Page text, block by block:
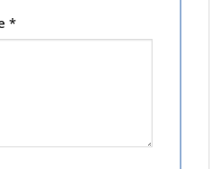
*